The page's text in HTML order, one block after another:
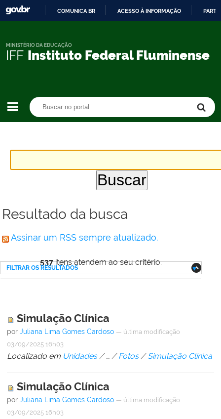
CONTEÚDO
COMUNICA BR ACESSO À INFORMAÇÃO
IFF Instituto Federal Fluminense
MINISTÉRIO DA EDUCAÇÃO
Resultado da busca
Assinar um RSS sempre atualizado.
537itens atendem ao seu critério.
FILTRAR OS RESULTADOS
Simulação Clínica
por Juliana Lima Gomes Cardoso — última modificação
03/09/2025 16h03
Localizado em Unidades /… /Fotos /Simulação Clínica
Simulação Clínica
por Juliana Lima Gomes Cardoso — última modificação
03/09/2025 16h03